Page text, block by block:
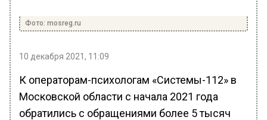
Фото: mosreg.ru
10 декабря 2021, 11:09
К операторам-психологам «Системы-112» в
Московской области с начала 2021 года
обратились с обращениями более 5 тысяч